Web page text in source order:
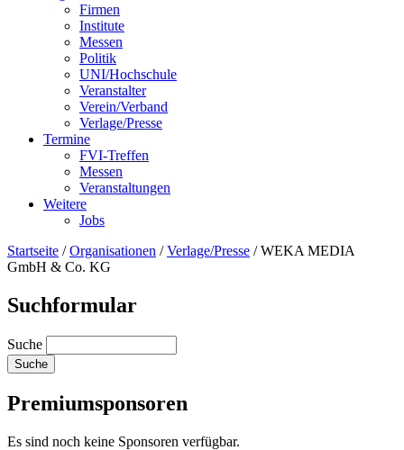
Firmen
Institute
Messen
Politik
UNI/Hochschule
Veranstalter
Verein/Verband
Verlage/Presse
Termine
FVI-Treffen
Messen
Veranstaltungen
Weitere
Jobs
Startseite /Organisationen /Verlage/Presse /WEKA MEDIA
GmbH & Co. KG
Suchformular
Suche
Premiumsponsoren
Es sind noch keine Sponsoren verfügbar.